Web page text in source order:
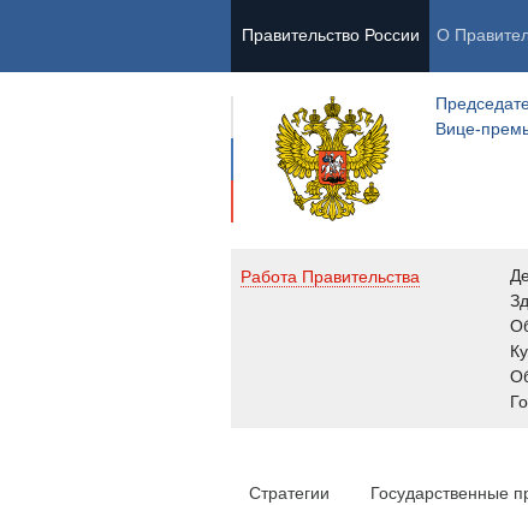
Правительство России О
Вице-
Работа Правительства
Стратегии Государственные